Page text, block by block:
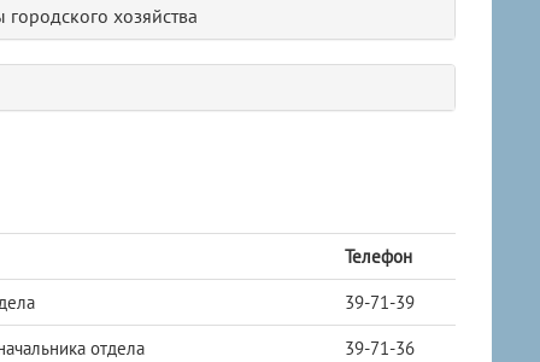
хозяйства
Телефон
39-71-39
отдела
39-71-36